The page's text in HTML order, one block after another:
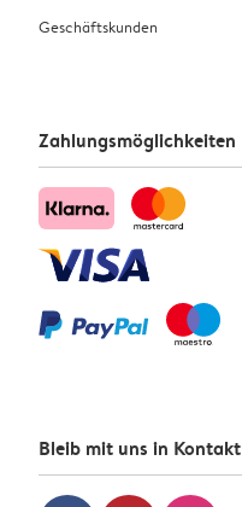
Geschäftskunden
Zahlungsmöglichkeiten
Bleib mit uns in Kontakt